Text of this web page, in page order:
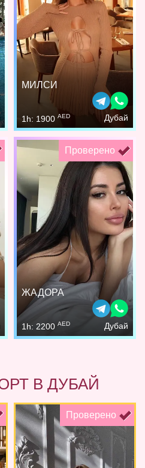
МИЛСИ
1h: 1900 AED Дубай
Проверено
ЖАДОРА
1h: 2200 AED Дубай
В ДУБАЙ
Проверено